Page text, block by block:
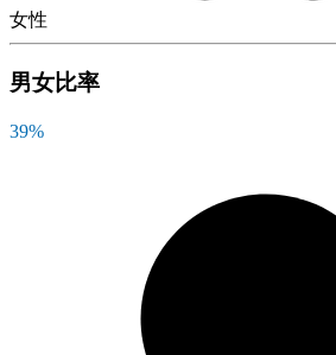
女性
男女比率
39%